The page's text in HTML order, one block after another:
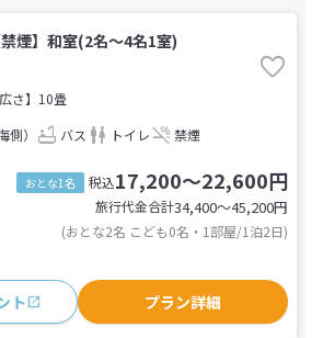
禁煙】和室(2名～4名1室)
広さ】10畳
側） バス トイレ 禁煙
おとな1名 税込17,200～22,600円
旅行代金合計34,400〜45,200円
(おとな2名 こども0名・1部屋/1泊2日)
ト プラン詳細